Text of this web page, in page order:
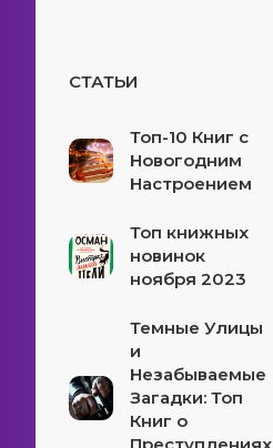
СТАТЬИ
Топ-10 Книг с
Новогодним
Настроением
Топ книжных
новинок
ноября 2023
Темные Улицы
и
Незабываемые
Загадки: Топ
Книг о